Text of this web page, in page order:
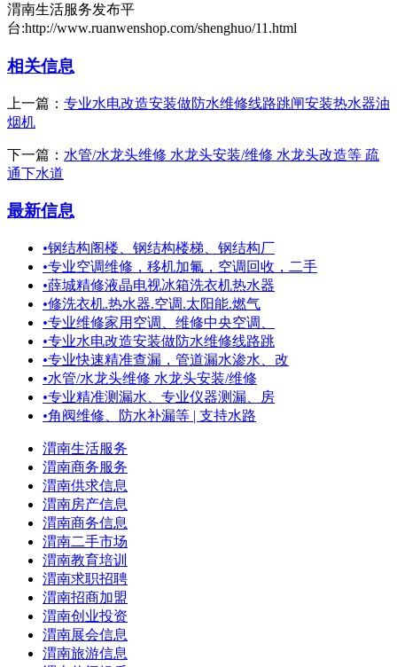
渭南生活服务发布平
台:http://www.ruanwenshop.com/shenghuo/11.html
相关信息
上一篇： 专业水电改造安装做防水维修线路跳闸安装热水器油
烟机
下一篇： 水管/水龙头维修 水龙头安装/维修 水龙头改造等 疏
通下水道
最新信息
•钢结构阁楼、钢结构楼梯、钢结构厂
•专业空调维修，移机加氟，空调回收，二手
•薛城精修液晶电视冰箱洗衣机热水器
•修洗衣机.热水器.空调.太阳能.燃气
•专业维修家用空调、维修中央空调、
•专业水电改造安装做防水维修线路跳
•专业快速精准查漏，管道漏水渗水、改
•水管/水龙头维修 水龙头安装/维修
•专业精准测漏水、专业仪器测漏、房
•角阀维修、防水补漏等 | 支持水路
渭南生活服务
渭南商务服务
渭南供求信息
渭南房产信息
渭南商务信息
渭南二手市场
渭南教育培训
渭南求职招聘
渭南招商加盟
渭南创业投资
渭南展会信息
渭南旅游信息